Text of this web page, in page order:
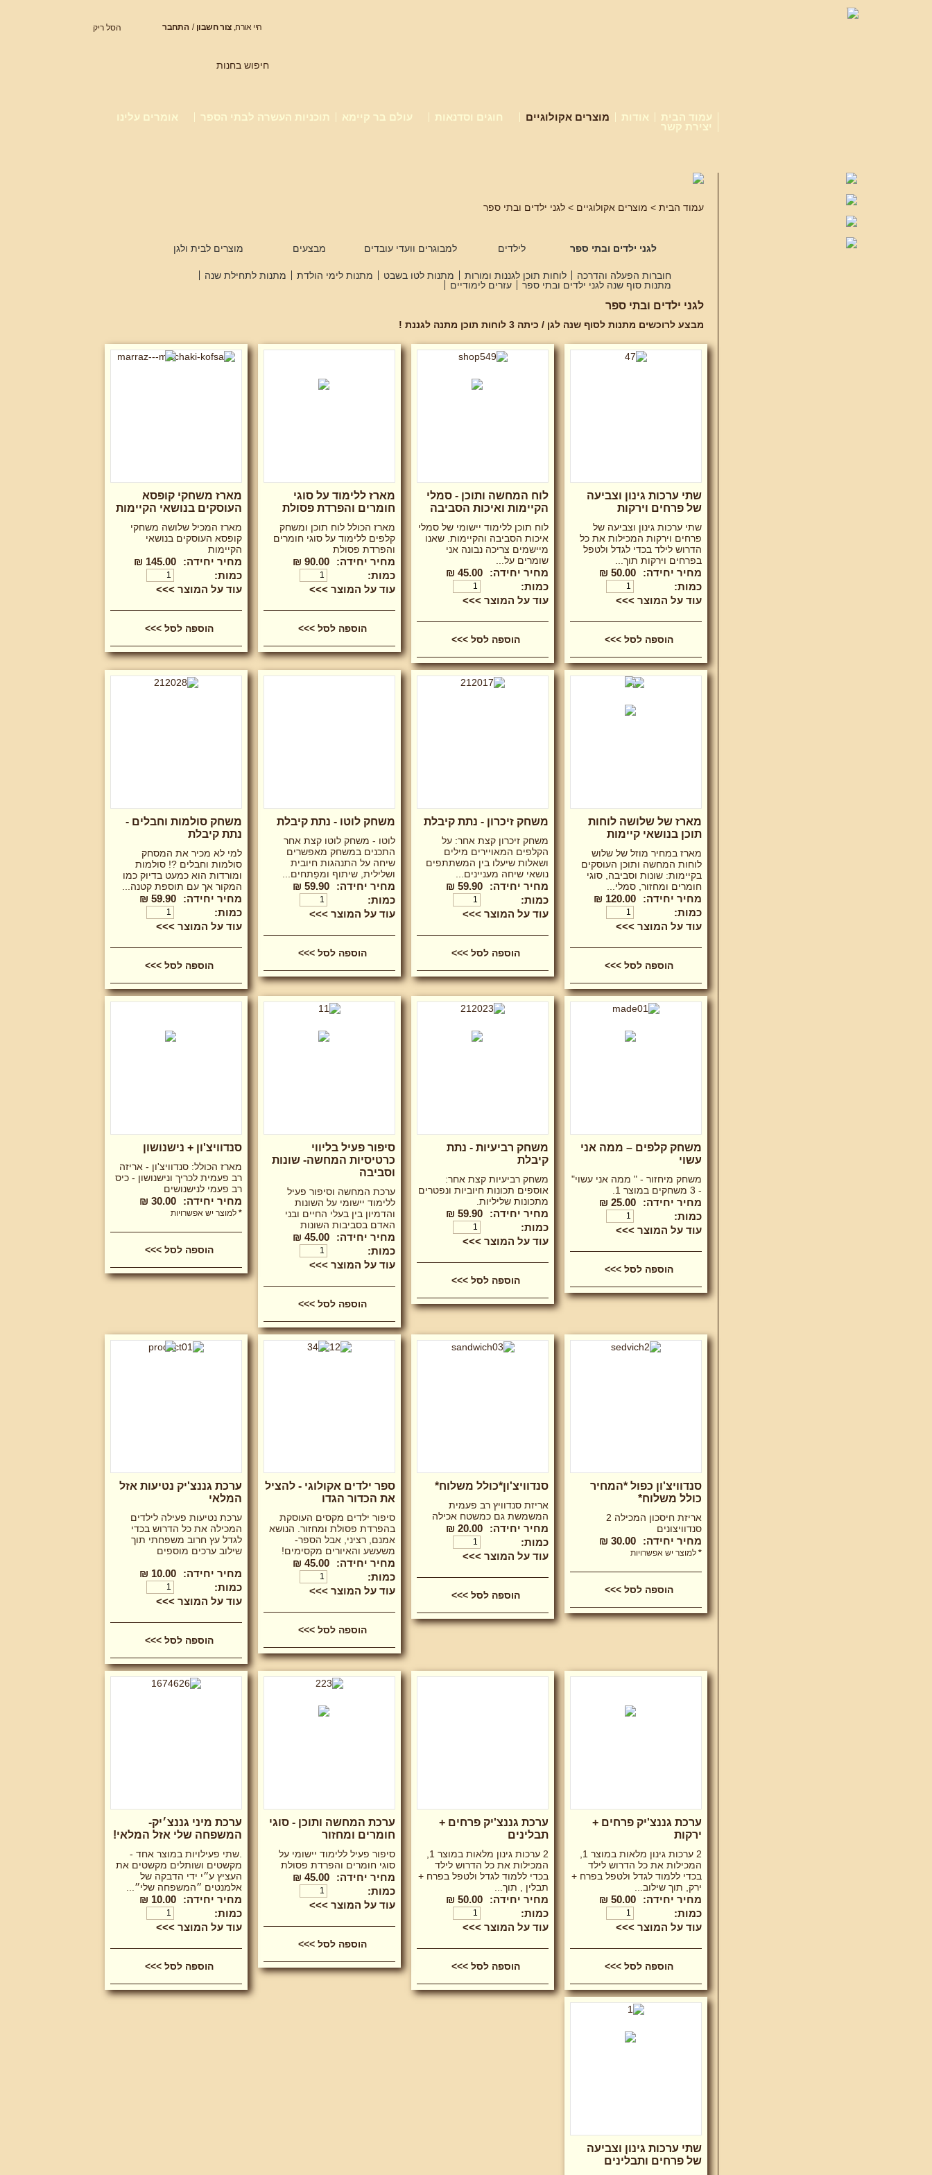
הסל ריק היי אורח, צור חשבון /התחבר
עמוד הבית אודות מוצרים אקולוגיים חוגים וסדנאות עולם בר קיימא תוכניות העשרה לבתי הספר
אומרים עלינו
יצירת קשר
חיפוש בחנות
עמוד הבית > מוצרים אקולוגיים > לגני ילדים ובתי ספר
לגני ילדים ובתי ספר
חוברות הפעלה והדרכה לוחות תוכן לגננות ומורות מתנות לטו בשבט מתנות לימי הולדת
מתנות לתחילת שנה
מתנות סוף שנה לגני ילדים ובתי ספר
עזרים לימודיים
לילדים למבוגרים וועדי עובדים מבצעים מוצרים לבית ולגן
לגני ילדים ובתי ספר
מבצע לרוכשים מתנות לסוף שנה לגן / כיתה 3 לוחות תוכן מתנה לגננת !
שתי ערכות גינון וצביעה
של פרחים וירקות
שתי ערכות גינון וצביעה של
פרחים וירקות המכילות את כל
הדרוש לילד בכדי לגדל ולטפל
בפרחים וירקות תוך...
מחיר יחידה:
50.00 ₪
כמות:
עוד על המוצר >>>
לוח המחשה ותוכן - סמלי
הקיימות ואיכות הסביבה
לוח תוכן ללימוד יישומי של סמלי
איכות הסביבה והקיימות. שאנו
מיישמים צריכה נבונה אני
שומרים על...
מחיר יחידה:
45.00 ₪
כמות:
עוד על המוצר >>>
מארז ללימוד על סוגי
חומרים והפרדת פסולת
מארז הכולל לוח תוכן ומשחק
קלפים ללימוד על סוגי חומרים
והפרדת פסולת
מחיר יחידה:
90.00 ₪
כמות:
עוד על המוצר >>>
מארז משחקי קופסא
העוסקים בנושאי הקיימות
מארז המכיל שלושה משחקי
קופסא העוסקים בנושאי
הקיימות
מחיר יחידה:
145.00 ₪
כמות:
עוד על המוצר >>>
מארז של שלושה לוחות
תוכן בנושאי קיימות
מארז במחיר מוזל של שלוש
לוחות המחשה ותוכן העוסקים
בקיימות: שונות וסביבה, סוגי
חומרים ומחזור, סמלי...
מחיר יחידה:
120.00 ₪
כמות:
עוד על המוצר >>>
משחק זיכרון - נתת קיבלת
משחק זיכרון קצת אחר: על
הקלפים המאויירים מילים
ושאלות שיעלו בין המשתתפים
נושאי שיחה מעניינים...
מחיר יחידה:
59.90 ₪
כמות:
עוד על המוצר >>>
משחק לוטו - נתת קיבלת
לוטו - משחק לוטו קצת אחר
התכנים במשחק מאפשרים
שיחה על התנהגות חיובית
ושלילית, שיתוף ומפַתחים...
מחיר יחידה:
59.90 ₪
כמות:
עוד על המוצר >>>
משחק סולמות וחבלים -
נתת קיבלת
למי לא מכיר את המסחק
סולמות וחבלים ?! סולמות
ומורדות הוא כמעט בדיוק כמו
המקור אך עם תוספת קטנה...
מחיר יחידה:
59.90 ₪
כמות:
עוד על המוצר >>>
משחק קלפים – ממה אני
עשוי
משחק מיחזור - " ממה אני עשוי"
- 3 משחקים במוצר 1.
מחיר יחידה:
25.00 ₪
כמות:
עוד על המוצר >>>
משחק רביעיות - נתת
קיבלת
משחק רביעיות קצת אחר:
אוספים תכונות חיוביות ונפטרים
מתכונות שליליות.
מחיר יחידה:
59.90 ₪
כמות:
עוד על המוצר >>>
סיפור פעיל בליווי
כרטיסיות המחשה- שונות
וסביבה
ערכת המחשה וסיפור פעיל
ללימוד יישומי על השונות
והדמיון בין בעלי החיים ובני
האדם בסביבות השונות
מחיר יחידה:
45.00 ₪
כמות:
עוד על המוצר >>>
סנדוויצ'ון + נישנושון
מארז הכולל: סנדוויצ'ון - אריזה
רב פעמית לכריך ונישנושון - כיס
רב פעמי לנישנושים
מחיר יחידה: 30.00 ₪
* למוצר יש אפשרויות
הוספה לסל >>>
סנדוויצ'ון כפול *המחיר
כולל משלוח*
אריזת חיסכון המכילה 2
סנדוויצונים
מחיר יחידה: 30.00 ₪
* למוצר יש אפשרויות
הוספה לסל >>>
סנדוויצ'ון*כולל משלוח*
אריזת סנדוויץ רב פעמית
המשמשת גם כמשטח אכילה
מחיר יחידה:
20.00 ₪
כמות:
עוד על המוצר >>>
ספר ילדים אקולוגי - להציל
את הכדור הגדו
סיפור ילדים מקסים העוסקת
בהפרדת פסולת ומחזור. הנושא
אמנם, רציני, אבל הספר-
משעשע והאיורים מקסימים!
מחיר יחידה:
45.00 ₪
כמות:
עוד על המוצר >>>
ערכת גננצ'יק נטיעות אזל
המלאי
ערכת נטיעות פעילה לילדים
המכילה את כל הדרוש בכדי
לגדל עץ חרוב משפחתי תוך
שילוב ערכים מוספים
מחיר יחידה:
10.00 ₪
כמות:
עוד על המוצר >>>
ערכת גננצ'יק פרחים +
ירקות
המכילות את כל הדרוש לילד
בכדי ללמוד לגדל ולטפל בפרח +
ירק, תוך שילוב...
מחיר יחידה:
50.00 ₪
כמות:
עוד על המוצר >>>
ערכת גננצ'יק פרחים +
תבלינים
המכילות את כל הדרוש לילד
בכדי ללמוד לגדל ולטפל בפרח +
תבלין , תוך...
מחיר יחידה:
50.00 ₪
כמות:
עוד על המוצר >>>
ערכת המחשה ותוכן - סוגי
חומרים ומחזור
סיפור פעיל ללימוד יישומי על
סוגי חומרים והפרדת פסולת
מחיר יחידה:
45.00 ₪
כמות:
עוד על המוצר >>>
ערכת מיני גננצ׳יק-
המשפחה שלי אזל המלאי!
.שתי פעילויות במוצר אחד -
מקשטים ושותלים מקשטים את
העציץ ע״י ידי הדבקה של
אלמנטים ״המשפחה שלי״...
מחיר יחידה:
10.00 ₪
כמות:
עוד על המוצר >>>
שתי ערכות גינון וצביעה
של פרחים ותבלינים